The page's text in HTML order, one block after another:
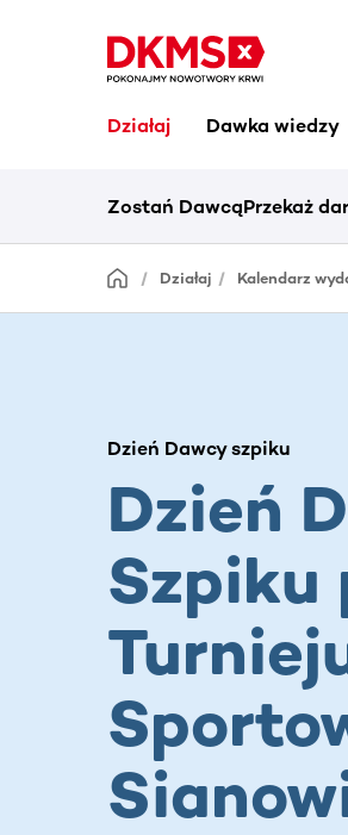
Działaj Dawka wiedzy
Zostań DawcąPrzekaż
Działaj Kalendarz
Dzień Dawcy szpiku
Dzień
Szpiku